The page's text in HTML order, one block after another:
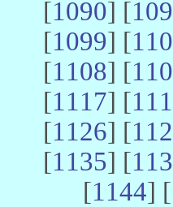
[1090] [
[1099] [
[1108] [
[1117] [
[1126] [
[1135] [
[1144] [